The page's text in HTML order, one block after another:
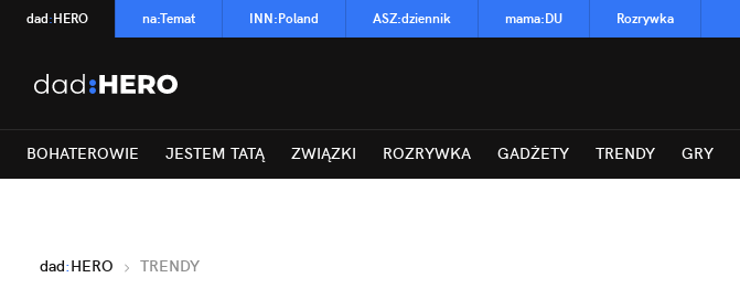
dad:HERO na:Temat INN:Poland ASZ:dziennik mama:DU Rozrywka
BOHATEROWIE JESTEM TATĄ ZWIĄZKI ROZRYWKA GADŻETY TRENDY GRY
dad:HERO TRENDY